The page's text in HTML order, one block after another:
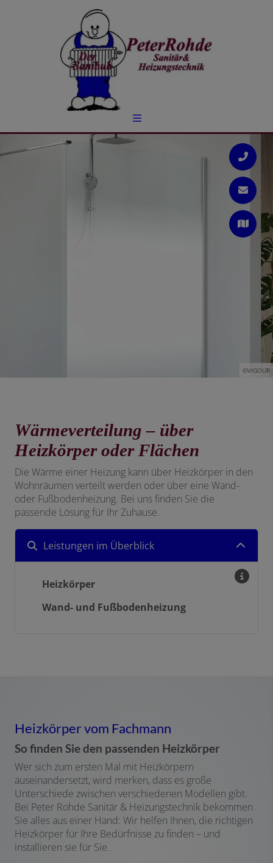
©VIGOUR
Wärmeverteilung – über
Heizkörper oder Flächen
Die Wärme einer Heizung kann über Heizkörper in den
Wohnräumen verteilt werden oder über eine Wand-
oder Fußbodenheizung. Bei uns finden Sie die
passende Lösung für Ihr Zuhause.
Leistungen im Überblick
Heizkörper
Wand- und Fußbodenheizung
Heizkörper vom Fachmann
So finden Sie den passenden Heizkörper
Wer sich zum ersten Mal mit Heizkörpern
auseinandersetzt, wird merken, dass es große
Unterschiede zwischen verschiedenen Modellen gibt.
Bei Peter Rohde Sanitär & Heizungstechnik bekommen
Sie alles aus einer Hand: Wir helfen Ihnen, die richtigen
Heizkörper für Ihre Bedürfnisse zu finden – und
installieren sie für Sie.